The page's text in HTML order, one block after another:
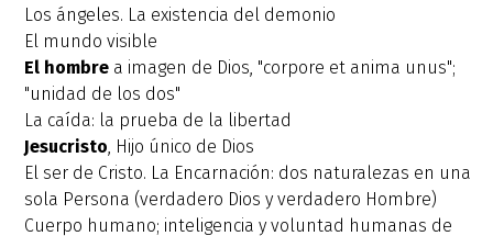
Los ángeles. La existencia del demonio
El mundo visible
El hombre a imagen de Dios, "corpore et anima unus";
"unidad de los dos"
La caída: la prueba de la libertad
Jesucristo, Hijo único de Dios
El ser de Cristo. La Encarnación: dos naturalezas en una
sola Persona (verdadero Dios y verdadero Hombre)
Cuerpo humano; inteligencia y voluntad humanas de